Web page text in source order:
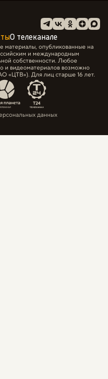
О телеканале
опубликованные на
и международным
собственности. Любое
и видеоматериалов возможно
«ЦТВ»). Для лиц старше 16 лет.
данных